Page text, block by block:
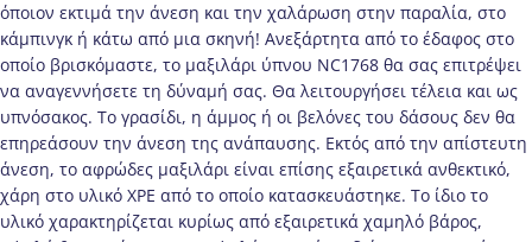
όποιον εκτιμά την άνεση και την χαλάρωση στην παραλία, στο
κάμπινγκ ή κάτω από μια σκηνή! Ανεξάρτητα από το έδαφος στο
οποίο βρισκόμαστε, το μαξιλάρι ύπνου NC1768 θα σας επιτρέψει
να αναγεννήσετε τη δύναμή σας. Θα λειτουργήσει τέλεια και ως
υπνόσακος. Το γρασίδι, η άμμος ή οι βελόνες του δάσους δεν θα
επηρεάσουν την άνεση της ανάπαυσης. Εκτός από την απίστευτη
άνεση, το αφρώδες μαξιλάρι είναι επίσης εξαιρετικά ανθεκτικό,
χάρη στο υλικό XPE από το οποίο κατασκευάστηκε. Το ίδιο το
υλικό χαρακτηρίζεται κυρίως από εξαιρετικά χαμηλό βάρος,